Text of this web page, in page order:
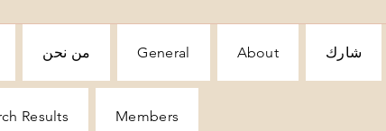
من نحن General About شارك
Results Members